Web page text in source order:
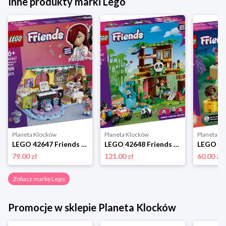
Planeta Klocków
LEGO 42647 Friends Pokój Paisley Lego
79.00 zł
Planeta Klocków
LEGO 42648 Friends Opieka nad pandami w rezerwacie Lego
121.00 zł
Planeta
60.00 zł
Zobacz markę Lego
Promocje w sklepie Planeta Klocków